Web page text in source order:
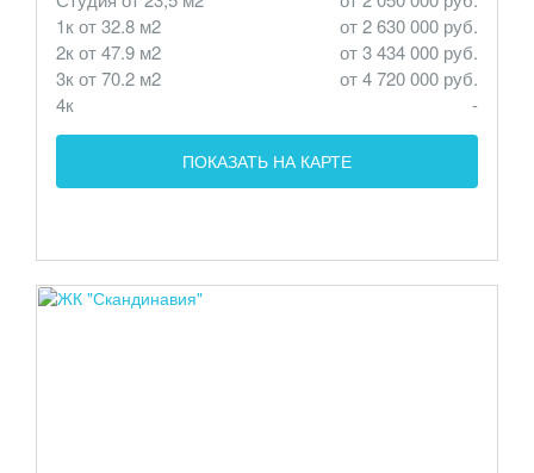
1к от 32.8 м2
от 2 630 000 руб.
2к от 47.9 м2
от 3 434 000 руб.
3к от 70.2 м2
от 4 720 000 руб.
4к
-
ПОКАЗАТЬ НА КАРТЕ